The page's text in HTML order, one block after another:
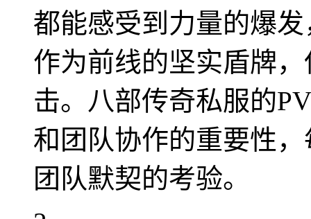
都能感受到力量的爆
作为前线的坚实盾牌
击。八部传奇私服的
和团队协作的重要性
团队默契的考验。